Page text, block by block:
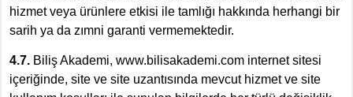
hizmet veya ürünlere etkisi ile tamlığı hakkında herhangi bir
sarih ya da zımni garanti vermemektedir.
4.7. Biliş Akademi, www.bilisakademi.com internet sitesi
içeriğinde, site ve site uzantısında mevcut hizmet ve site